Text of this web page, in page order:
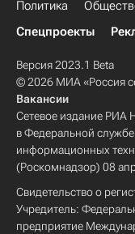
Политика
Спецпроекты
Версия 2023.1 Beta
© 2026 МИА «Россия
Вакансии
Сетевое издание РИА
в Федеральной
информационных
(Роскомнадзор) 08
Свидетельство о
Учредитель:
предприятие